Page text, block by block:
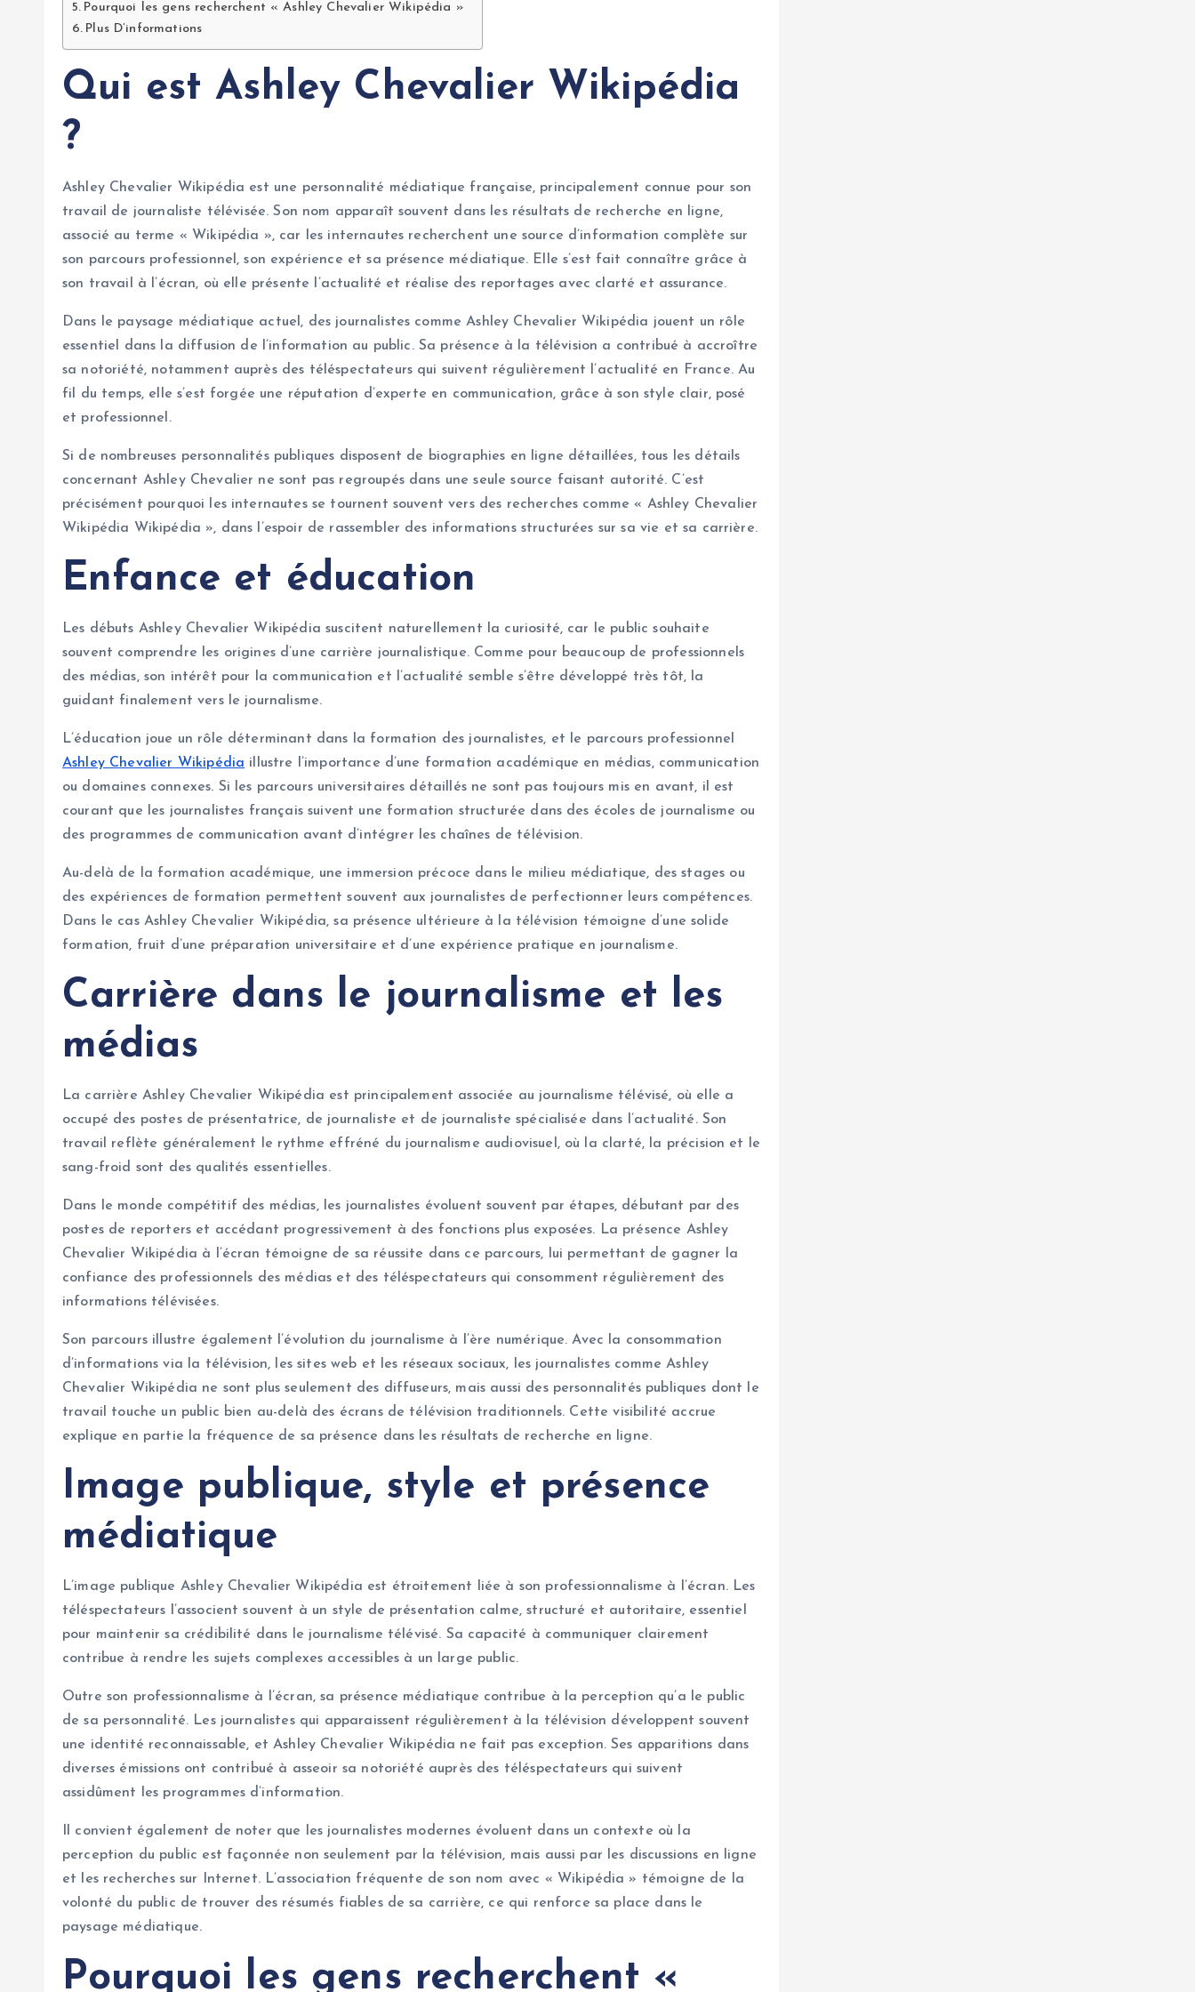
Pourquoi les gens recherchent « Ashley Chevalier Wikipédia »
Plus D’informations
Qui est Ashley Chevalier Wikipédia
?
Ashley Chevalier Wikipédia est une personnalité médiatique française, principalement connue pour son
travail de journaliste télévisée. Son nom apparaît souvent dans les résultats de recherche en ligne,
associé au terme « Wikipédia », car les internautes recherchent une source d’information complète sur
son parcours professionnel, son expérience et sa présence médiatique. Elle s’est fait connaître grâce à
son travail à l’écran, où elle présente l’actualité et réalise des reportages avec clarté et assurance.
Dans le paysage médiatique actuel, des journalistes comme Ashley Chevalier Wikipédia jouent un rôle
essentiel dans la diffusion de l’information au public. Sa présence à la télévision a contribué à accroître
sa notoriété, notamment auprès des téléspectateurs qui suivent régulièrement l’actualité en France. Au
fil du temps, elle s’est forgée une réputation d’experte en communication, grâce à son style clair, posé
et professionnel.
Si de nombreuses personnalités publiques disposent de biographies en ligne détaillées, tous les détails
concernant Ashley Chevalier ne sont pas regroupés dans une seule source faisant autorité. C’est
précisément pourquoi les internautes se tournent souvent vers des recherches comme « Ashley Chevalier
Wikipédia Wikipédia », dans l’espoir de rassembler des informations structurées sur sa vie et sa carrière.
Enfance et éducation
Les débuts Ashley Chevalier Wikipédia suscitent naturellement la curiosité, car le public souhaite
souvent comprendre les origines d’une carrière journalistique. Comme pour beaucoup de professionnels
des médias, son intérêt pour la communication et l’actualité semble s’être développé très tôt, la
guidant finalement vers le journalisme.
L’éducation joue un rôle déterminant dans la formation des journalistes, et le parcours professionnel
Ashley Chevalier Wikipédia illustre l’importance d’une formation académique en médias, communication
ou domaines connexes. Si les parcours universitaires détaillés ne sont pas toujours mis en avant, il est
courant que les journalistes français suivent une formation structurée dans des écoles de journalisme ou
des programmes de communication avant d’intégrer les chaînes de télévision.
Au-delà de la formation académique, une immersion précoce dans le milieu médiatique, des stages ou
des expériences de formation permettent souvent aux journalistes de perfectionner leurs compétences.
Dans le cas Ashley Chevalier Wikipédia, sa présence ultérieure à la télévision témoigne d’une solide
formation, fruit d’une préparation universitaire et d’une expérience pratique en journalisme.
Carrière dans le journalisme et les
médias
La carrière Ashley Chevalier Wikipédia est principalement associée au journalisme télévisé, où elle a
occupé des postes de présentatrice, de journaliste et de journaliste spécialisée dans l’actualité. Son
travail reflète généralement le rythme effréné du journalisme audiovisuel, où la clarté, la précision et le
sang-froid sont des qualités essentielles.
Dans le monde compétitif des médias, les journalistes évoluent souvent par étapes, débutant par des
postes de reporters et accédant progressivement à des fonctions plus exposées. La présence Ashley
Chevalier Wikipédia à l’écran témoigne de sa réussite dans ce parcours, lui permettant de gagner la
confiance des professionnels des médias et des téléspectateurs qui consomment régulièrement des
informations télévisées.
Son parcours illustre également l’évolution du journalisme à l’ère numérique. Avec la consommation
d’informations via la télévision, les sites web et les réseaux sociaux, les journalistes comme Ashley
Chevalier Wikipédia ne sont plus seulement des diffuseurs, mais aussi des personnalités publiques dont le
travail touche un public bien au-delà des écrans de télévision traditionnels. Cette visibilité accrue
explique en partie la fréquence de sa présence dans les résultats de recherche en ligne.
Image publique, style et présence
médiatique
L’image publique Ashley Chevalier Wikipédia est étroitement liée à son professionnalisme à l’écran. Les
téléspectateurs l’associent souvent à un style de présentation calme, structuré et autoritaire, essentiel
pour maintenir sa crédibilité dans le journalisme télévisé. Sa capacité à communiquer clairement
contribue à rendre les sujets complexes accessibles à un large public.
Outre son professionnalisme à l’écran, sa présence médiatique contribue à la perception qu’a le public
de sa personnalité. Les journalistes qui apparaissent régulièrement à la télévision développent souvent
une identité reconnaissable, et Ashley Chevalier Wikipédia ne fait pas exception. Ses apparitions dans
diverses émissions ont contribué à asseoir sa notoriété auprès des téléspectateurs qui suivent
assidûment les programmes d’information.
Il convient également de noter que les journalistes modernes évoluent dans un contexte où la
perception du public est façonnée non seulement par la télévision, mais aussi par les discussions en ligne
et les recherches sur Internet. L’association fréquente de son nom avec « Wikipédia » témoigne de la
volonté du public de trouver des résumés fiables de sa carrière, ce qui renforce sa place dans le
paysage médiatique.
Pourquoi les gens recherchent «